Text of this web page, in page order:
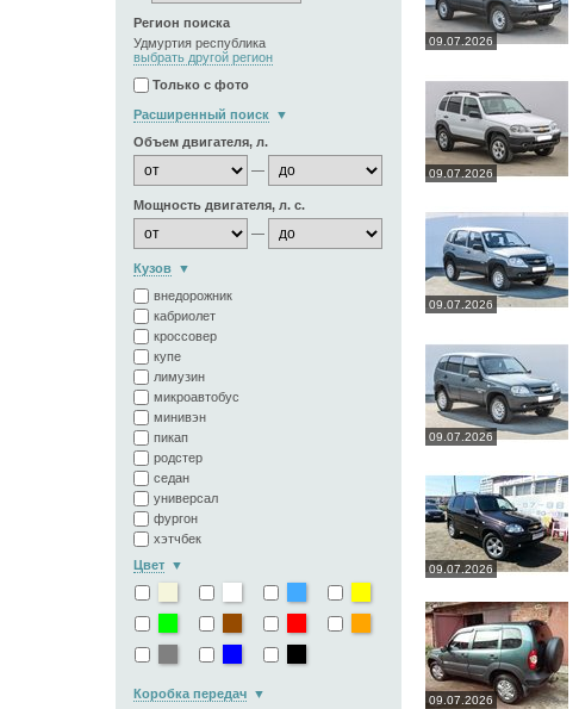
Регион поиска
Удмуртия республика
выбрать другой регион
Только с фото
Расширенный поиск
Объем двигателя, л.
—
Мощность двигателя, л. с.
—
Кузов
внедорожник
кабриолет
кроссовер
купе
лимузин
микроавтобус
минивэн
пикап
родстер
седан
универсал
фургон
хэтчбек
Цвет
Коробка передач
09.07.2026
09.07.2026
09.07.2026
09.07.2026
09.07.2026
09.07.2026